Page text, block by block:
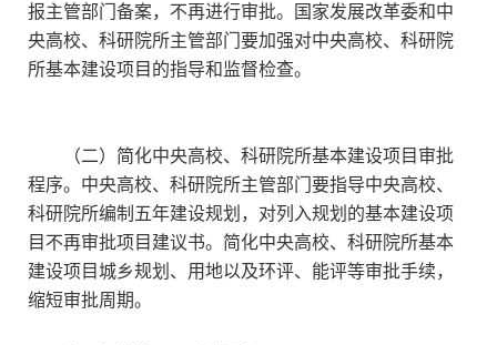
报主管部门备案，不再进行审批。国家发展改革委和中
央高校、科研院所主管部门要加强对中央高校、科研院
所基本建设项目的指导和监督检查。
（二）简化中央高校、科研院所基本建设项目审批
程序。中央高校、科研院所主管部门要指导中央高校、
科研院所编制五年建设规划，对列入规划的基本建设项
目不再审批项目建议书。简化中央高校、科研院所基本
建设项目城乡规划、用地以及环评、能评等审批手续，
缩短审批周期。